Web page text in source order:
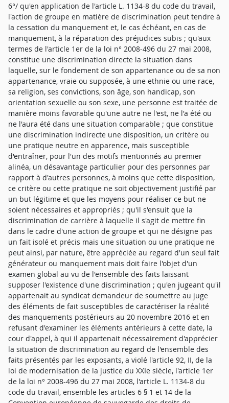
6°/ qu'en application de l'article L. 1134-8 du code du travail,
l'action de groupe en matière de discrimination peut tendre à
la cessation du manquement et, le cas échéant, en cas de
manquement, à la réparation des préjudices subis ; qu'aux
termes de l'article 1er de la loi n° 2008-496 du 27 mai 2008,
constitue une discrimination directe la situation dans
laquelle, sur le fondement de son appartenance ou de sa non
appartenance, vraie ou supposée, à une ethnie ou une race,
sa religion, ses convictions, son âge, son handicap, son
orientation sexuelle ou son sexe, une personne est traitée de
manière moins favorable qu'une autre ne l'est, ne l'a été ou
ne l'aura été dans une situation comparable ; que constitue
une discrimination indirecte une disposition, un critère ou
une pratique neutre en apparence, mais susceptible
d'entraîner, pour l'un des motifs mentionnés au premier
alinéa, un désavantage particulier pour des personnes par
rapport à d'autres personnes, à moins que cette disposition,
ce critère ou cette pratique ne soit objectivement justifié par
un but légitime et que les moyens pour réaliser ce but ne
soient nécessaires et appropriés ; qu'il s'ensuit que la
discrimination de carrière à laquelle il s'agit de mettre fin
dans le cadre d'une action de groupe et qui ne désigne pas
un fait isolé et précis mais une situation ou une pratique ne
peut ainsi, par nature, être appréciée au regard d'un seul fait
générateur ou manquement mais doit faire l'objet d'un
examen global au vu de l'ensemble des faits laissant
supposer l'existence d'une discrimination ; qu'en jugeant qu'il
appartenait au syndicat demandeur de soumettre au juge
des éléments de fait susceptibles de caractériser la réalité
des manquements postérieurs au 20 novembre 2016 et en
refusant d'examiner les éléments antérieurs à cette date, la
cour d'appel, à qui il appartenait nécessairement d'apprécier
la situation de discrimination au regard de l'ensemble des
faits présentés par les exposants, a violé l'article 92, II, de la
loi de modernisation de la justice du XXIe siècle, l'article 1er
de la loi n° 2008-496 du 27 mai 2008, l'article L. 1134-8 du
code du travail, ensemble les articles 6 § 1 et 14 de la